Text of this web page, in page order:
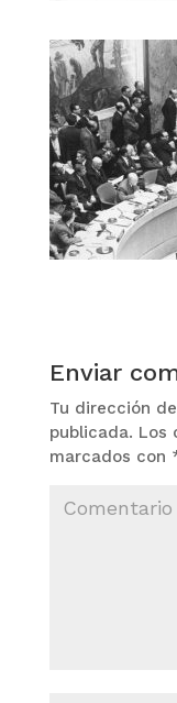
Enviar
Tu dirección
publicada. Los
marcados con